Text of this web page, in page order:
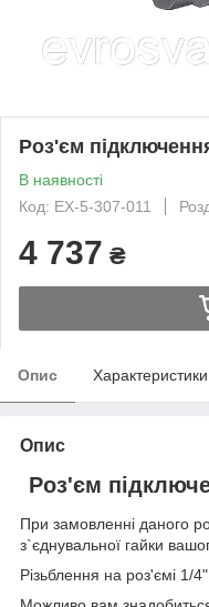
Роз'єм
В наявності
Код: EX-5-307-011
4 737 ₴
Опис Характеристики
Опис
Роз'єм
При замовленні даного
з`єднувальної гайки
Різьблення на роз'ємі 1/